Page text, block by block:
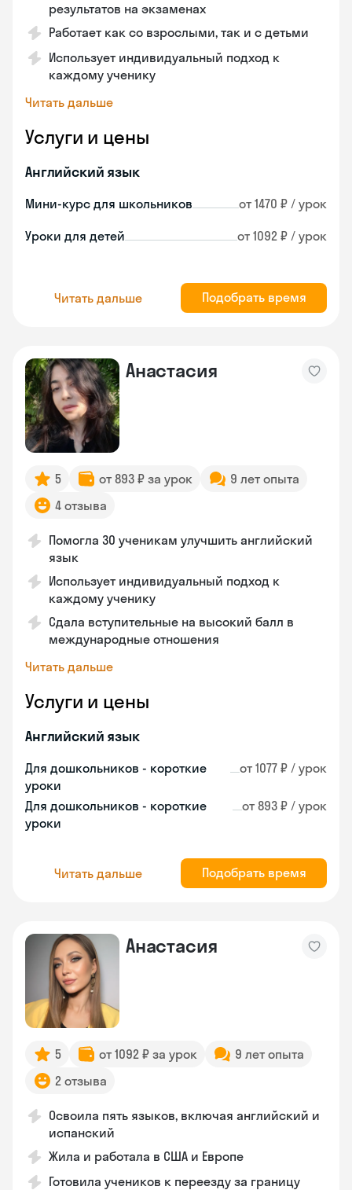
результатов на экзаменах
Работает как со взрослыми, так и с детьми
Использует индивидуальный подход к
каждому ученику
Читать дальше
Услуги и цены
Английский язык
Мини-курс для школьников от 1470 ₽ / урок
Уроки для детей от 1092 ₽ / урок
Читать дальше Подобрать время
Анастасия
5 от 893 ₽ за урок
9 лет опыта
4 отзыва
Помогла 30 ученикам улучшить английский
язык
Использует индивидуальный подход к
каждому ученику
Сдала вступительные на высокий балл в
международные отношения
Читать дальше
Услуги и цены
Английский язык
Для дошкольников - короткие
уроки
от 1077 ₽ / урок
Для дошкольников - короткие
уроки
от 893 ₽ / урок
Читать дальше Подобрать время
Анастасия
5 от 1092 ₽ за урок
9 лет опыта
2 отзыва
Освоила пять языков, включая английский и
испанский
Жила и работала в США и Европе
Готовила учеников к переезду за границу